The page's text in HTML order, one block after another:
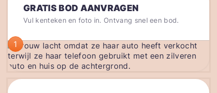
GRATIS BOD AANVRAGEN
Vul kenteken en foto in. Ontvang snel een bod.
1